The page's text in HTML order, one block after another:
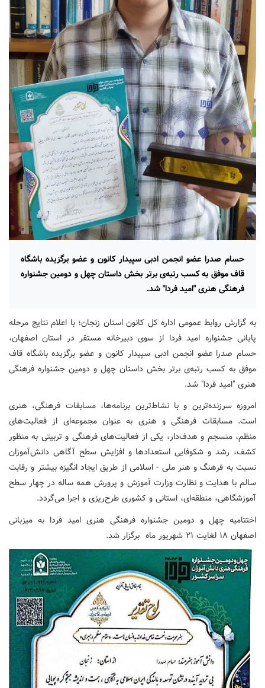
حسام صدرا عضو انجمن ادبی سپیدار کانون و عضو برگزیده باشگاه
قاف موفق به کسب رتبه‌ی برتر بخش داستان چهل و دومین جشنواره
فرهنگی هنری "امید فردا" شد.
به گزارش روابط عمومی اداره کل کانون استان زنجان؛ با اعلام نتایج مرحله
پایانی جشنواره امید فردا از سوی دبیرخانه مستقر در استان اصفهان،
حسام صدرا عضو انجمن ادبی سپیدار کانون و عضو برگزیده باشگاه قاف
موفق به کسب رتبه‌ی برتر بخش داستان چهل و دومین جشنواره فرهنگی
هنری "امید فردا" شد.
امروزه سرزنده‌ترین و با نشاط‌ترین برنامه‌ها، مسابقات فرهنگی، هنری
است. مسابقات فرهنگی و هنری به عنوان مجموعه‌ای از فعالیت‌های
منظم، منسجم و هدف‌دار، یکی از فعالیت‌های فرهنگی و تربیتی به منظور
کشف، رشد و شکوفایی استعدادها و افزایش سطح آگاهی دانش‌آموزان
نسبت به فرهنگ و هنر ملی - اسلامی از طریق ایجاد انگیزه بیشتر و رقابت
سالم با هدایت و نظارت وزارت آموزش و پرورش همه ساله در چهار سطح
آموزشگاهی، منطقه‌ای، استانی و کشوری طرح‌ریزی و اجرا می‌گردد.
اختتامیه چهل و دومین جشنواره فرهنگی هنری امید فردا به میزبانی
اصفهان ۱۸ لغایت ۲۱ شهریور ماه برگزار شد.